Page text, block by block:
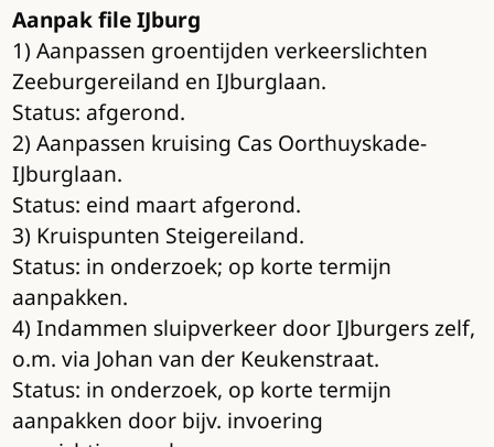
Aanpak file IJburg
1) Aanpassen groentijden verkeerslichten
Zeeburgereiland en IJburglaan.
Status: afgerond.
2) Aanpassen kruising Cas Oorthuyskade-
IJburglaan.
Status: eind maart afgerond.
3) Kruispunten Steigereiland.
Status: in onderzoek; op korte termijn
aanpakken.
4) Indammen sluipverkeer door IJburgers zelf,
o.m. via Johan van der Keukenstraat.
Status: in onderzoek, op korte termijn
aanpakken door bijv. invoering